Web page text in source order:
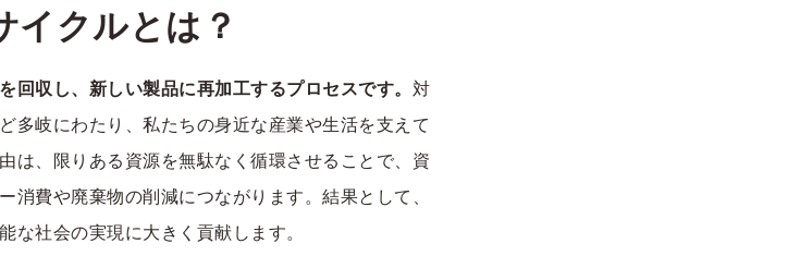
イクルとは？
回収し、新しい製品に再加工するプロセスです。 対
多岐にわたり、私たちの身近な産業や生活を支えて
は、限りある資源を無駄なく循環させることで、資
消費や廃棄物の削減につながります。結果として、
な社会の実現に大きく貢献します。